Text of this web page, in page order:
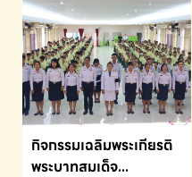
กิจกรรมเฉลิมพระเกียรติ
พระบาทสมเด็จ